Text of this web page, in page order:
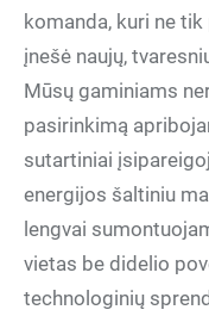
komanda, kuri ne
įnešė naujų,
Mūsų gaminiams
pasirinkimą
sutartiniai
energijos šaltiniu
lengvai
vietas be didelio
technologinių